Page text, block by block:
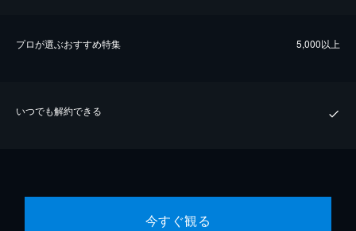
プロが選ぶおすすめ特集 5,000以上
いつでも解約できる
今すぐ観る